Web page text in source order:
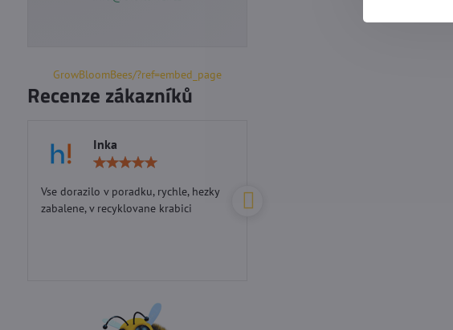
GrowBloomBees/?ref=embed_page
Recenze zákazníků
Inka
5
Vse dorazilo v poradku, rychle, hezky
zabalene, v recyklovane krabici